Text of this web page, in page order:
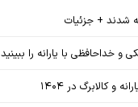
خداحافظی با یارانه را ببینید
و کالابرگ در ۱۴۰۴